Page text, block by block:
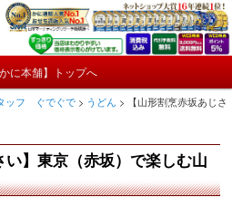
たくじょー！】
ろ情報や興味深い記事をお届けします。
に本舗】トップへ
ッフ ぐでぐで > うどん >
【山形割烹赤坂あじさ
い】東京（赤坂）で楽しむ山